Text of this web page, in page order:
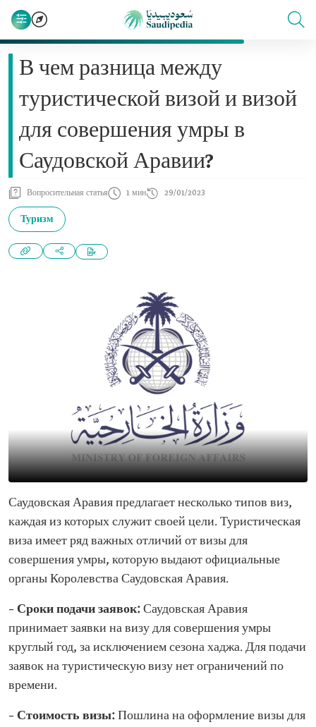
В чем разница между
туристической визой и визой
для совершения умры в
Саудовской Аравии?
Вопросительная статья 1 мин 29/01/2023
Туризм
Саудовская Аравия предлагает несколько типов виз,
каждая из которых служит своей цели. Туристическая
виза имеет ряд важных отличий от визы для
совершения умры, которую выдают официальные
органы Королевства Саудовская Аравия.
– Сроки подачи заявок:Саудовская Аравия
принимает заявки на визу для совершения умры
круглый год, за исключением сезона хаджа. Для подачи
заявок на туристическую визу нет ограничений по
времени.
– Стоимость визы:Пошлина на оформление визы для